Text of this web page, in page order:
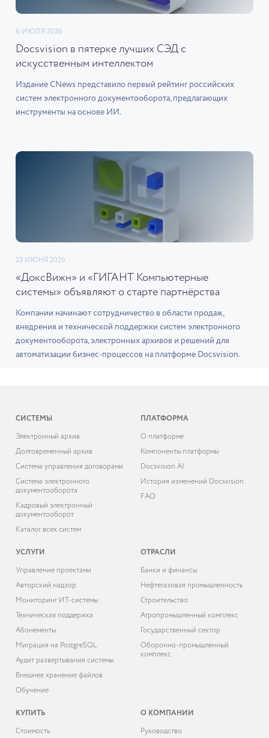
6 ИЮЛЯ 2026
Docsvision в пятерке лучших СЭД с
искусственным интеллектом
Издание CNews представило первый рейтинг российских
систем электронного документооборота, предлагающих
инструменты на основе ИИ.
23 ИЮНЯ 2026
«ДоксВижн» и «ГИГАНТ Компьютерные
системы» объявляют о старте партнёрства
Компании начинают сотрудничество в области продаж,
внедрения и технической поддержки систем электронного
документооборота, электронных архивов и решений для
автоматизации бизнес-процессов на платформе Docsvision.
СИСТЕМЫ
Электронный архив
Долговременный архив
Система управления договорами
Система электронного
документооборота
Кадровый электронный
документооборот
Каталог всех систем
ПЛАТФОРМА
О платформе
Компоненты платформы
Docsvision AI
История изменений Docsvision
FAQ
УСЛУГИ
Управление проектами
Авторский надзор
Мониторинг ИТ-системы
Техническая поддержка
Абонементы
Миграция на PostgreSQL
Аудит развёртывания системы
Внешнее хранение файлов
Обучение
ОТРАСЛИ
Банки и финансы
Нефтегазовая промышленность
Строительство
Агропромышленный комплекс
Государственный сектор
Оборонно-промышленный
комплекс
КУПИТЬ
Cтоимость
О КОМПАНИИ
Руководство